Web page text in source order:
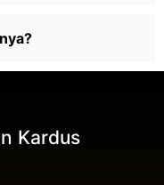
Kardus